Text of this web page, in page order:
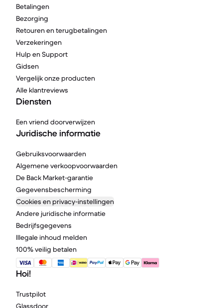
Betalingen
Bezorging
Retouren en terugbetalingen
Verzekeringen
Hulp en Support
Gidsen
Vergelijk onze producten
Alle klantreviews
Diensten
Een vriend doorverwijzen
Juridische informatie
Gebruiksvoorwaarden
Algemene verkoopvoorwaarden
De Back Market-garantie
Gegevensbescherming
Cookies en privacy-instellingen
Andere juridische informatie
Bedrijfsgegevens
Illegale inhoud melden
100% veilig betalen
Hoi!
Trustpilot
Glassdoor